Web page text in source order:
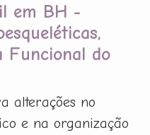
em BH -
Funcional do
alterações no
e na organização